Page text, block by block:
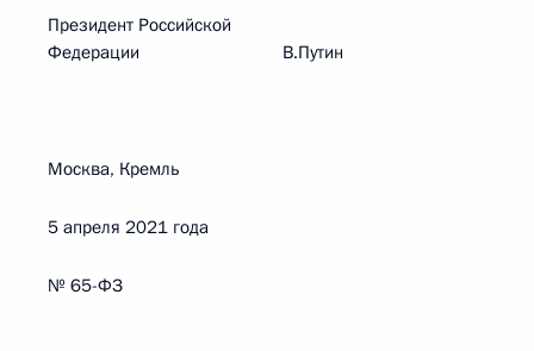
Президент Российской
Федерации В.Путин
Москва, Кремль
5 апреля 2021 года
№ 65-ФЗ